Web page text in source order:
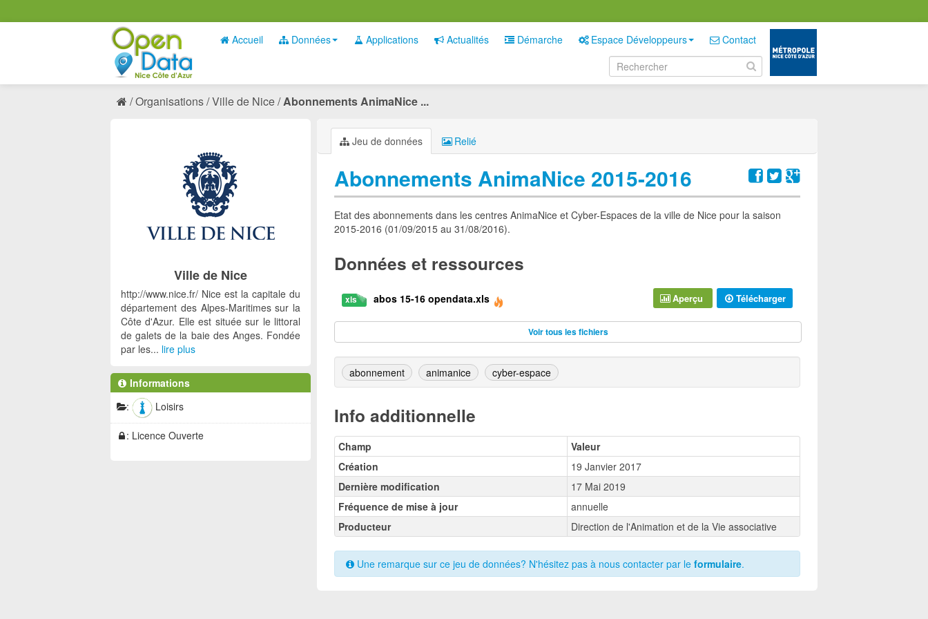
Accueil Données Applications Actualités Démarche Espace Développeurs Contact
Organisations Ville de Nice Abonnements AnimaNice ...
Jeu de données Relié
Abonnements AnimaNice 2015-2016
Etat des abonnements dans les centres AnimaNice et Cyber-Espaces de la ville de Nice pour la saison
2015-2016 (01/09/2015 au 31/08/2016).
Données et ressources
xls abos 15-16 opendata.xls Aperçu Télécharger
ods abos-15-16-opendata.ods Aperçu Télécharger
Voir tous les fichiers
abonnement animanice cyber-espace
Info additionnelle
Champ
Valeur
Création
19 Janvier 2017
Dernière modification
17 Mai 2019
Fréquence de mise à jour
annuelle
Producteur
Direction de l'Animation et de la Vie associative
Une remarque sur ce jeu de données? N'hésitez pas à nous contacter par le formulaire.
Ville de Nice
http://www.nice.fr/ Nice est la capitale du
département des Alpes-Maritimes sur la
Côte d'Azur. Elle est située sur le littoral
de galets de la baie des Anges. Fondée
par les... lire plus
Informations
:
Loisirs
: Licence Ouverte